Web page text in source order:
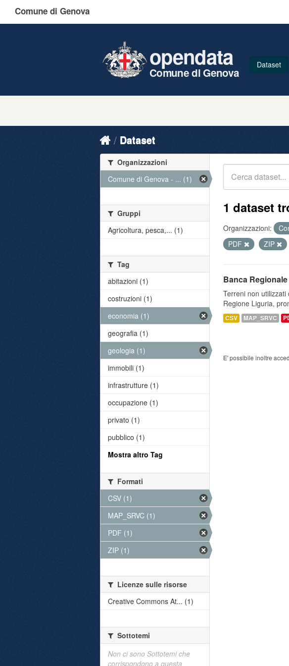
Comune di Genova
opendata
Comune di Genova
Dataset
Dataset
1 dataset
Organizzazioni:
PDF
ZIP
Banca
Terreni non
Regione Liguria,
CSV MAP_SRVC
E' possibile inoltre
Organizzazioni
Comune di Genova - ... (1)
Gruppi
Agricoltura, pesca,... (1)
Tag
abitazioni (1)
costruzioni (1)
economia (1)
geografia (1)
geologia (1)
immobili (1)
infrastrutture (1)
occupazione (1)
privato (1)
pubblico (1)
Mostra altro Tag
Formati
CSV (1)
MAP_SRVC (1)
PDF (1)
ZIP (1)
Licenze sulle risorse
Creative Commons At... (1)
Sottotemi
Non ci sono Sottotemi che
corrispondono a questa